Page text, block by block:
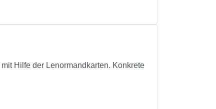
Hilfe der Lenormandkarten. Konkrete